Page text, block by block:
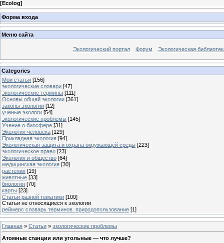
[Ecolog]
Форма входа
Меню сайта
Экологический портал Форум Экологическая
Categories
Мои статьи [156]
экологические словари [47]
экологические термины [111]
Основы общей экологии [361]
законы экологии [12]
ученые экологи [54]
экологические проблемы [145]
Учение о биосфере [31]
Экология человека [129]
Прикладная экология [94]
Экологическая защита и охрана окружающей среды [223]
экологическое право [23]
Экология и общество [64]
медицинская экология [30]
растения [19]
животные [33]
биология [70]
карты [23]
Статьи разной тематики [100]
Статьи не относящиеся к экологии
реймерс словарь терминов. природопользование [1]
Главная » Статьи » экологические проблемы
Атомные станции или угольные — что лучше?